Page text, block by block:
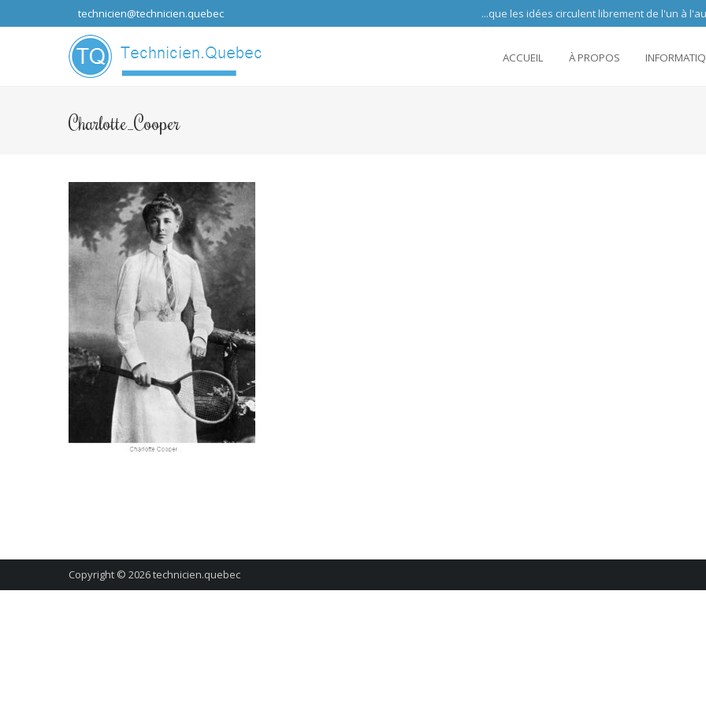
technicien@technicien.quebec ...que les idées circulent librement de l'un à l'autre
ACCUEIL À PROPOS
Charlotte_Cooper
Copyright © 2026technicien.quebec